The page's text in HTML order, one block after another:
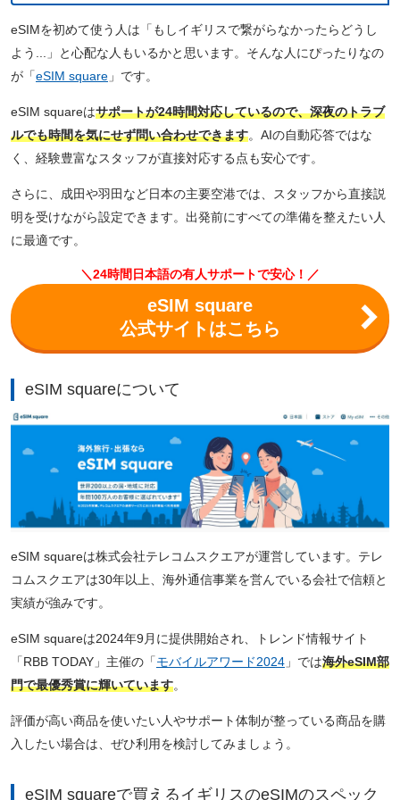
eSIMを初めて使う人は「もしイギリスで繋がらなかったらどうし
よう...」と心配な人もいるかと思います。そんな人にぴったりなの
が「eSIM square 」です。
eSIM squareはサポートが24時間対応しているので、深夜のトラブ
ルでも時間を気にせず問い合わせできます。AIの自動応答ではな
く、経験豊富なスタッフが直接対応する点も安心です。
さらに、成田や羽田など日本の主要空港では、スタッフから直接説
明を受けながら設定できます。出発前にすべての準備を整えたい人
に最適です。
＼24時間日本語の有人サポートで安心！／
eSIM square
公式サイトはこちら
eSIM squareについて
eSIM squareは株式会社テレコムスクエアが運営しています。テレ
コムスクエアは30年以上、海外通信事業を営んでいる会社で信頼と
実績が強みです。
eSIM squareは2024年9月に提供開始され、トレンド情報サイト
「RBB TODAY」主催の「モバイルアワード2024 」では海外eSIM部
門で最優秀賞に輝いています。
評価が高い商品を使いたい人やサポート体制が整っている商品を購
入したい場合は、ぜひ利用を検討してみましょう。
eSIM squareで買えるイギリスのeSIMのスペック